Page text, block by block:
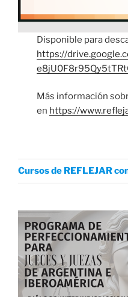
Disponible para
https://
Más información
en https://
Cursos de REFLEJAR